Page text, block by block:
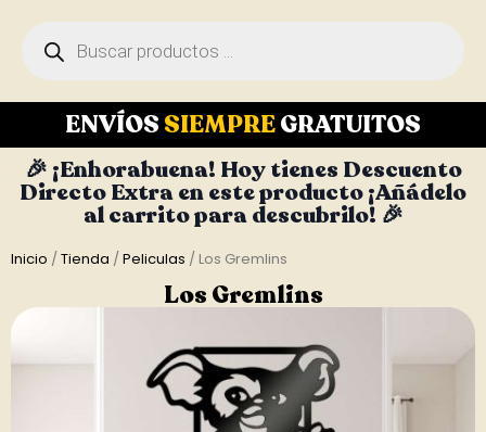
ENVÍOS SIEMPREGRATUITOS
🎉 ¡Enhorabuena! Hoy tienes Descuento
Directo Extra en este producto ¡Añádelo
al carrito para descubrilo! 🎉
Inicio /Tienda /Peliculas / Los Gremlins
Los Gremlins